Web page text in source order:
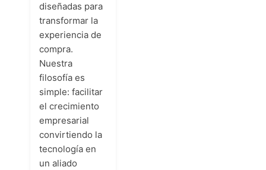
diseñadas para
transformar la
experiencia de
compra.
Nuestra
filosofía es
simple: facilitar
el crecimiento
empresarial
convirtiendo la
tecnología en
un aliado